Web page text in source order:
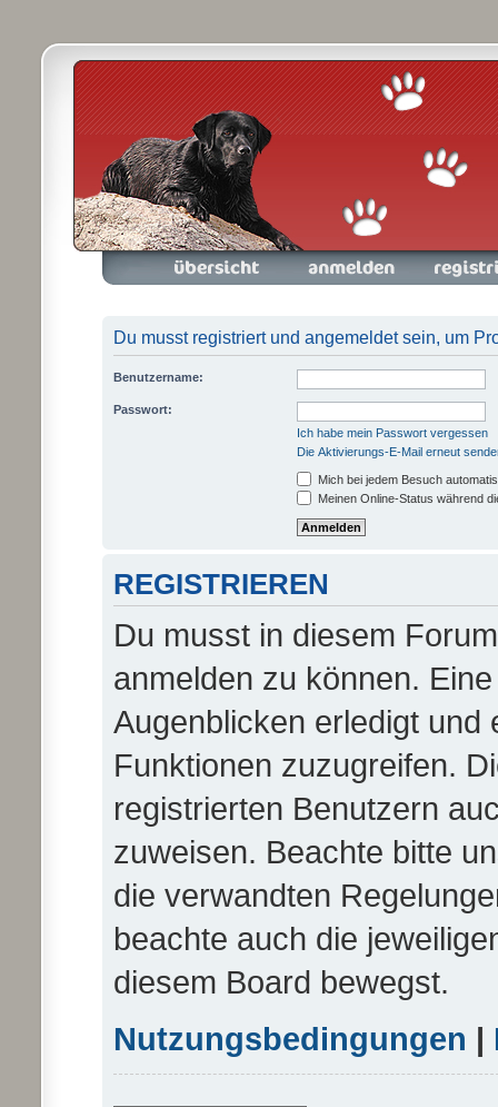
Foren-Übersicht Anmelden Registrieren
Du musst registriert und angemeldet sein, um
Benutzername:
Passwort:
Ich habe mein Passwort vergessen
Die Aktivierungs-E-Mail erneut
Mich bei jedem Besuch
Meinen Online-Status während
REGISTRIEREN
Du musst in diesem
anmelden zu können.
Augenblicken erledigt und
Funktionen zuzugreifen.
registrierten Benutzern
zuweisen. Beachte bitte
die verwandten
beachte auch die
diesem Board bewegst.
Nutzungsbedingungen |